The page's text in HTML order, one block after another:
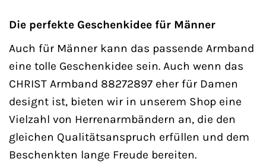
Die perfekte Geschenkidee für Männer
Auch für Männer kann das passende Armband
eine tolle Geschenkidee sein. Auch wenn das
CHRIST Armband 88272897 eher für Damen
designt ist, bieten wir in unserem Shop eine
Vielzahl von Herrenarmbändern an, die den
gleichen Qualitätsanspruch erfüllen und dem
Beschenkten lange Freude bereiten.